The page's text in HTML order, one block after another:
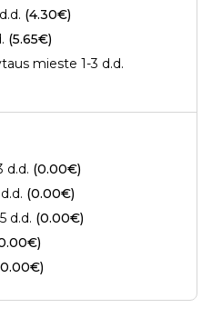
(4.30€)
(5.65€)
mieste 1-3 d.d.
d.d. (0.00€)
(0.00€)
d.d. (0.00€)